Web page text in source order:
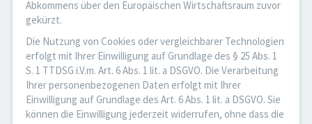
Abkommens über den Europäischen Wirtschaftsraum zuvor
gekürzt.
Die Nutzung von Cookies oder vergleichbarer Technologien
erfolgt mit Ihrer Einwilligung auf Grundlage des § 25 Abs. 1
S. 1 TTDSG i.V.m. Art. 6 Abs. 1 lit. a DSGVO. Die Verarbeitung
Ihrer personenbezogenen Daten erfolgt mit Ihrer
Einwilligung auf Grundlage des Art. 6 Abs. 1 lit. a DSGVO. Sie
können die Einwilligung jederzeit widerrufen, ohne dass die